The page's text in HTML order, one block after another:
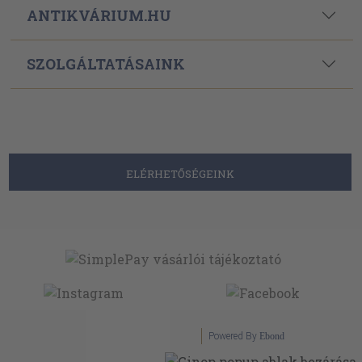
ANTIKVÁRIUM.HU
SZOLGÁLTATÁSAINK
ELÉRHETŐSÉGEINK
Powered By Ebond